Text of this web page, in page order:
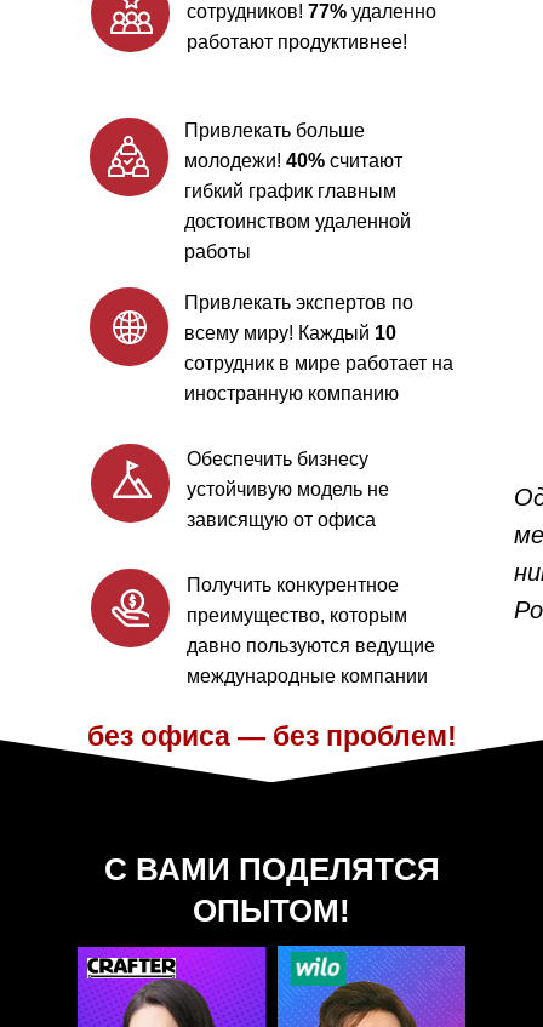
Привлекать экспертов по
всему миру! Каждый 10
сотрудник в мире работает на
иностранную компанию
Привлекать больше
молодежи! 40% считают
гибкий график главным
достоинством удаленной
работы
сотрудников! 77% удаленно
работают продуктивнее!
Обеспечить бизнесу
устойчивую модель не
зависящую от офиса
Получить конкурентное
преимущество, которым
давно пользуются ведущие
международные компании
без офиса — без проблем!
С ВАМИ ПОДЕЛЯТСЯ
ОПЫТОМ!
ДОКЛАД:
Различия в управлении
АНАЛИТИЧЕСКИЙ
ДОКЛАД: